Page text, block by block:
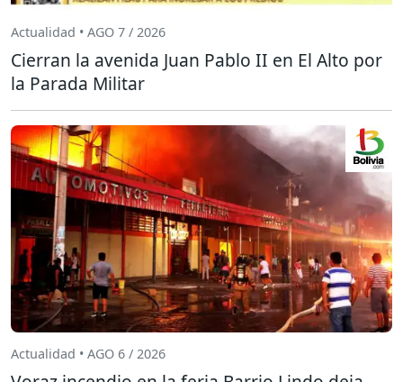
Actualidad • AGO 7 / 2026
Cierran la avenida Juan Pablo II en El Alto por
la Parada Militar
Actualidad • AGO 6 / 2026